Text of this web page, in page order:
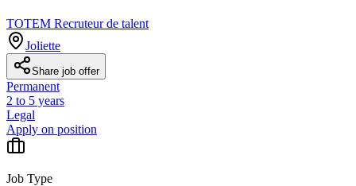
TOTEM Recruteur de talent
Joliette
Share job offer
Permanent
2 to 5 years
Legal
Apply on position
Job Type